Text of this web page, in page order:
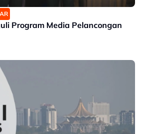
Program Media Pelancongan